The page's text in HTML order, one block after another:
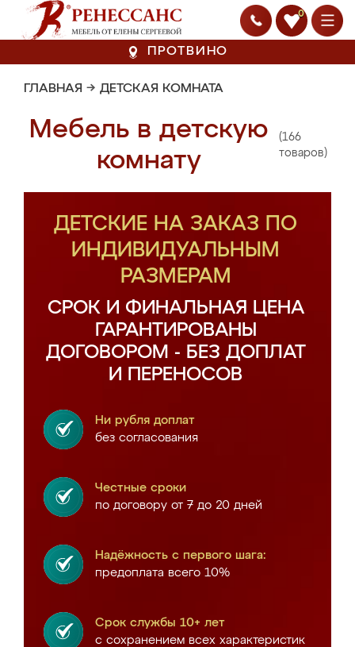
0
ПРОТВИНО
ГЛАВНАЯ → ДЕТСКАЯ КОМНАТА
Мебель в детскую
комнату
(166
товаров)
ДЕТСКИЕ НА ЗАКАЗ ПО
ИНДИВИДУАЛЬНЫМ
РАЗМЕРАМ
СРОК И ФИНАЛЬНАЯ ЦЕНА
ГАРАНТИРОВАНЫ
ДОГОВОРОМ - БЕЗ ДОПЛАТ
И ПЕРЕНОСОВ
Ни рубля доплат
без согласования
Честные сроки
по договору от 7 до 20 дней
Надёжность с первого шага:
предоплата всего 10%
Срок службы 10+ лет
с сохранением всех характеристик